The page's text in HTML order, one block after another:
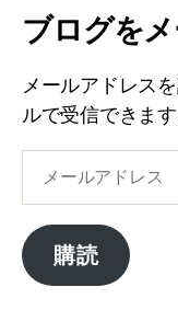
ブログを
メールアドレス
ルで受信できます
ア
ド
購読